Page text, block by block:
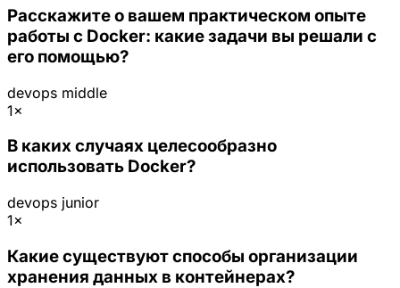
Расскажите о вашем практическом опыте
работы с Docker: какие задачи вы решали с
его помощью?
devops middle
1×
В каких случаях целесообразно
использовать Docker?
devops junior
1×
Какие существуют способы организации
хранения данных в контейнерах?